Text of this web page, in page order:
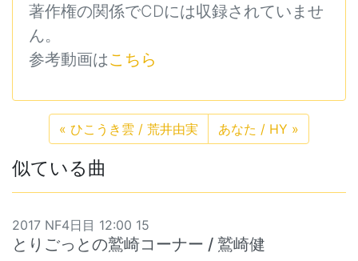
著作権の関係でCDには収録されていませ
ん。
参考動画はこちら
« ひこうき雲 / 荒井由実 あなた / HY »
似ている曲
2017 NF4日目 12:00 15
とりごっとの鷲崎コーナー / 鷲崎健